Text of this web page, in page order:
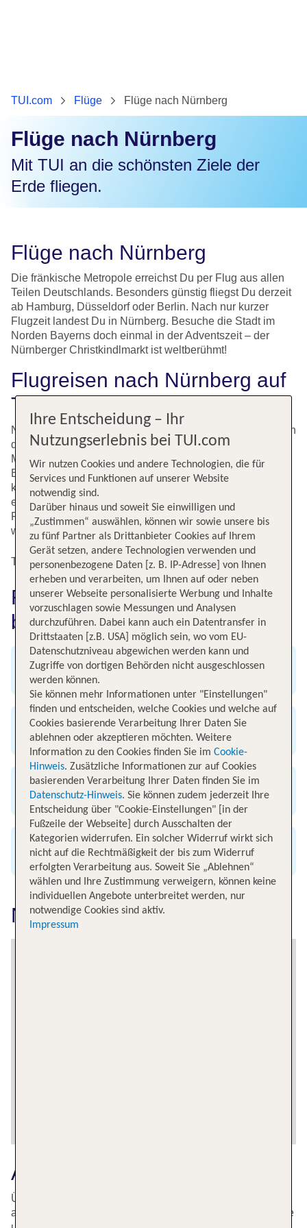
TUI.com Flüge Flüge nach Nürnberg
Flüge nach Nürnberg
Mit TUI an die schönsten Ziele der
Erde fliegen.
Flüge nach Nürnberg
Die fränkische Metropole erreichst Du per Flug aus allen
Teilen Deutschlands. Besonders günstig fliegst Du derzeit
ab Hamburg, Düsseldorf oder Berlin. Nach nur kurzer
Flugzeit landest Du in Nürnberg. Besuche die Stadt im
Norden Bayerns doch einmal in der Adventszeit – der
Nürnberger Christkindlmarkt ist weltberühmt!
Flugreisen nach Nürnberg auf
TUI finden und buchen
Nürnberg ist eine fränkische Großstadt und liegt im Norden
des Bundeslandes Bayern. Sie gilt als die Hauptstadt der
Metropolregion Nürnberg-Fürth-Erlangen und hat ihren
Besuchern viel zu bieten. Die historische Altstadt mit ihren
kopfsteingepflasterten Gassen und den Sakralbauten ist
eine Attraktion für sich. Auch die Burg und die
Felsengänge unterhalb der Altstadt sind einen Besuch
wert.
Top Flugangebote nach Nürnberg
Flug nach Nürnberg einfach
bei TUI buchen
Angebot an weltweiten Flügen
Exklusive Flug-Specials
Günstig & bequem buchen
Alle renommierten Airlines
Nürnberg erkunden
Altehrwürdige Altstadt
Über der Nürnberger Altstadt thront die Kaiserburg. In der
alten Kaiserreitstallung ist heutzutage die Jugendherberge
Ihre Entscheidung – Ihr
Nutzungserlebnis bei TUI.com
Wir nutzen Cookies und andere Technologien, die für
Services und Funktionen auf unserer Website
notwendig sind.
Darüber hinaus und soweit Sie einwilligen und
„Zustimmen“ auswählen, können wir sowie unsere bis
zu fünf Partner als Drittanbieter Cookies auf Ihrem
Gerät setzen, andere Technologien verwenden und
personenbezogene Daten [z. B. IP-Adresse] von Ihnen
erheben und verarbeiten, um Ihnen auf oder neben
unserer Webseite personalisierte Werbung und Inhalte
vorzuschlagen sowie Messungen und Analysen
durchzuführen. Dabei kann auch ein Datentransfer in
Drittstaaten [z.B. USA] möglich sein, wo vom EU-
Datenschutzniveau abgewichen werden kann und
Zugriffe von dortigen Behörden nicht ausgeschlossen
werden können.
Sie können mehr Informationen unter "Einstellungen"
finden und entscheiden, welche Cookies und welche auf
Cookies basierende Verarbeitung Ihrer Daten Sie
ablehnen oder akzeptieren möchten. Weitere
Information zu den Cookies finden Sie im Cookie-
Hinweis. Zusätzliche Informationen zur auf Cookies
basierenden Verarbeitung Ihrer Daten finden Sie im
Datenschutz-Hinweis. Sie können zudem jederzeit Ihre
Entscheidung über "Cookie-Einstellungen" [in der
Fußzeile der Webseite] durch Ausschalten der
Kategorien widerrufen. Ein solcher Widerruf wirkt sich
nicht auf die Rechtmäßigkeit der bis zum Widerruf
erfolgten Verarbeitung aus. Soweit Sie „Ablehnen“
wählen und Ihre Zustimmung verweigern, können keine
individuellen Angebote unterbreitet werden, nur
notwendige Cookies sind aktiv.
Impressum